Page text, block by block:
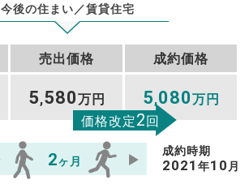
今後の住まい／賃貸住宅
売出価格 成約価格
5,580万円 5,080万円
価格改定2回
2ヶ月
成約時期
2021 年10 月